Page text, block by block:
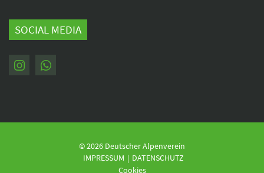
SOCIAL MEDIA
© 2026 Deutscher Alpenverein
Navigation
überspringen
IMPRESSUM
DATENSCHUTZ
Cookies